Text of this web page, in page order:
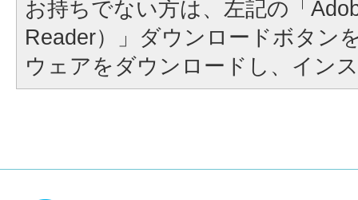
お持ちでない方は、左記の「
Reader）」ダウンロードボタン
ウェアをダウンロードし、イン